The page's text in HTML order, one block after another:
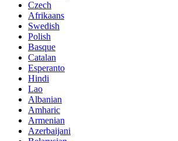
Czech
Afrikaans
Swedish
Polish
Basque
Catalan
Esperanto
Hindi
Lao
Albanian
Amharic
Armenian
Azerbaijani